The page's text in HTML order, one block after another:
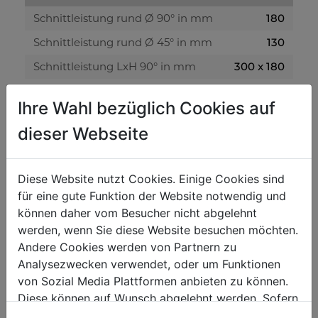
Schnittleistung rund Ø 90° in mm
180
Schnittleistung rund Ø 45° in mm
130
Schnittleistung LxH 90° in mm
300 x 180
Bandsägen
Sägeband in mm
2360 x 20 x 0,9
Sägebandgeschwindigkeit in m/min39 / 55 / 67
Lautstärke und Vibrationen:
Schall-Leistungspegel in dB(A)
Schall-Druckpegel in dB(A)
85,8
Ihre Wahl bezüglich Cookies auf
dieser Webseite
Diese Website nutzt Cookies. Einige Cookies sind
für eine gute Funktion der Website notwendig und
können daher vom Besucher nicht abgelehnt
werden, wenn Sie diese Website besuchen möchten.
Andere Cookies werden von Partnern zu
Analysezwecken verwendet, oder um Funktionen
von Sozial Media Plattformen anbieten zu können.
Diese können auf Wunsch abgelehnt werden. Sofern